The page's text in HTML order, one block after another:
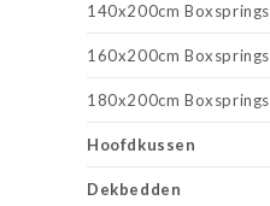
140x200cm Boxsprings
160x200cm Boxsprings
180x200cm Boxsprings
Hoofdkussen
Dekbedden